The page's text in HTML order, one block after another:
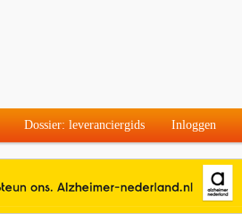
Dossier: leveranciergids Inloggen